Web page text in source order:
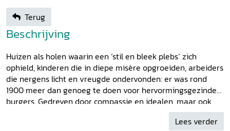
Terug
Beschrijving
Huizen als holen waarin een ‘stil en bleek plebs’ zich
ophield, kinderen die in diepe misère opgroeiden, arbeiders
die nergens licht en vreugde ondervonden: er was rond
1900 meer dan genoeg te doen voor hervormingsgezinde
burgers. Gedreven door compassie en idealen, maar ook
door vrees voor ziekte en opstand zetten deze
volksverheffers zich enthousiast aan hun zelfopgelegde
Lees verder